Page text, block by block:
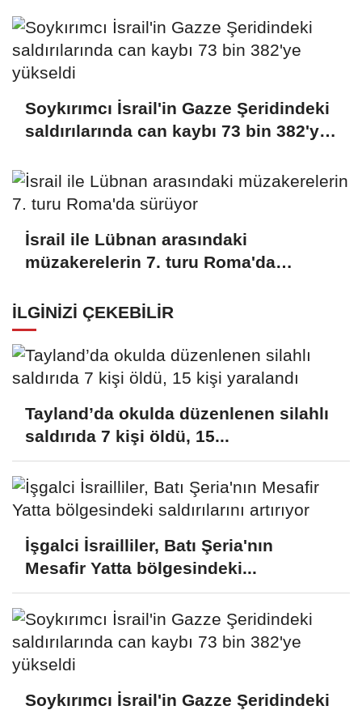
Soykırımcı İsrail'in Gazze Şeridindeki
saldırılarında can kaybı 73 bin 382'ye
İsrail ile Lübnan arasındaki
müzakerelerin 7. turu Roma'da
İLGINIZI ÇEKEBILIR
Tayland’da okulda düzenlenen silahlı
saldırıda 7 kişi öldü, 15...
İşgalci İsrailliler, Batı Şeria'nın
Mesafir Yatta bölgesindeki...
Soykırımcı İsrail'in Gazze Şeridindeki